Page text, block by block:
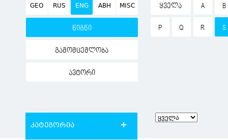
GEO RUS ENG ABH MISC
წიგნი
გამომცემლობა
ავტორი
ᲧᲕᲔᲚᲐ A B
P Q R S
კატეგორია